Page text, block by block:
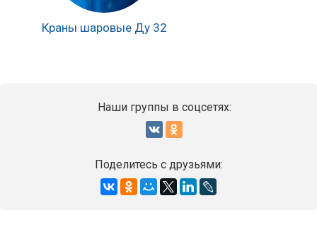
Краны шаровые Ду 32
Наши группы в соцсетях:
Поделитесь с друзьями: